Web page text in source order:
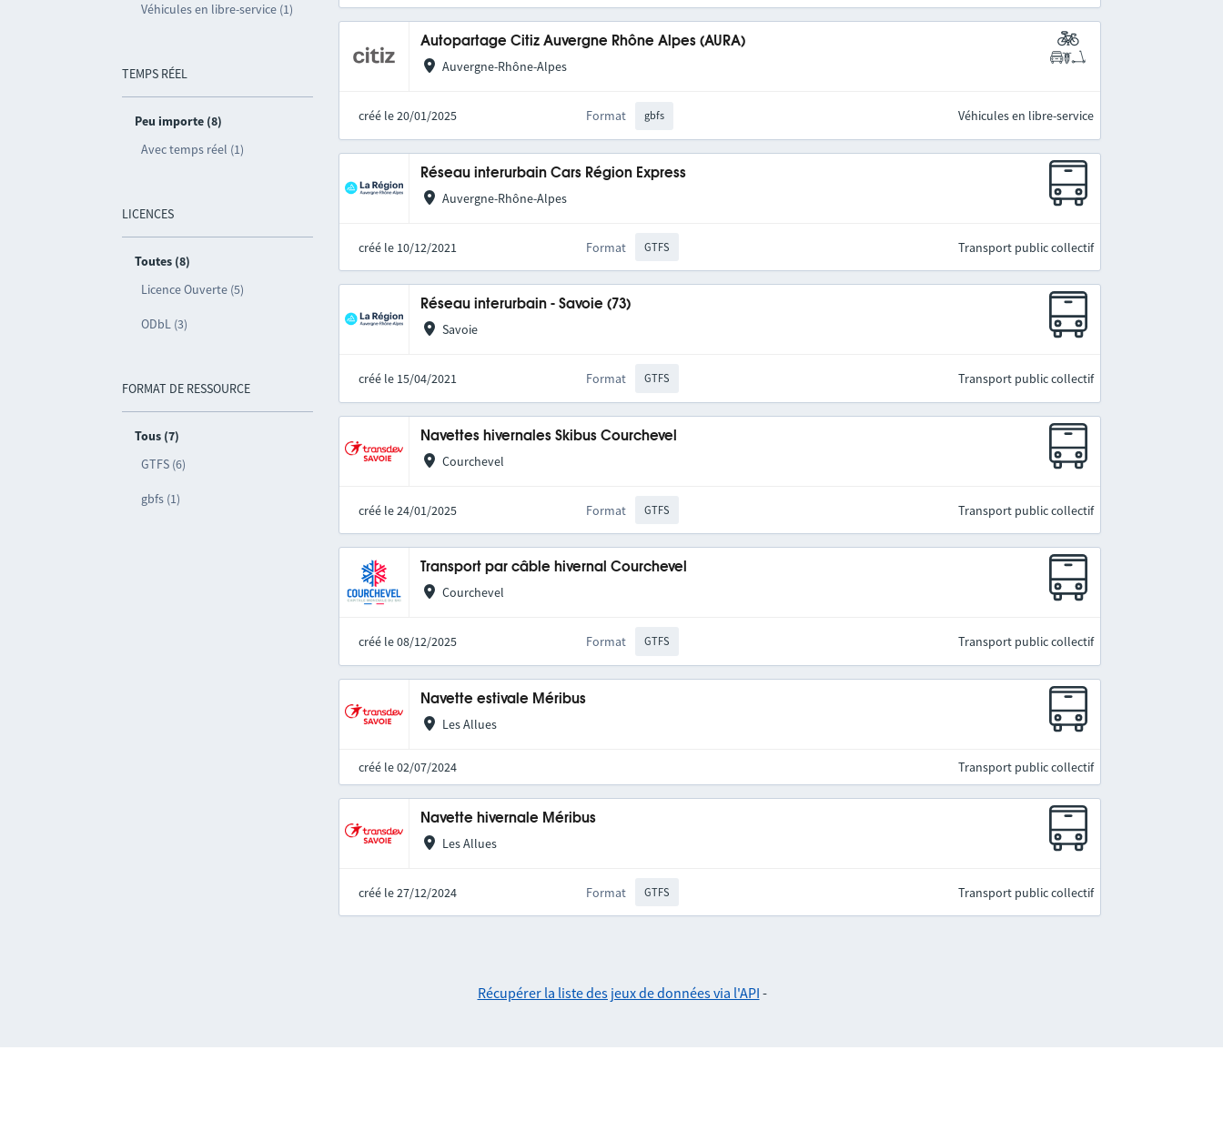
Véhicules en libre-service (1)
TEMPS RÉEL
Peu importe (8)
Avec temps réel (1)
LICENCES
Toutes (8)
Licence Ouverte (5)
ODbL (3)
FORMAT DE RESSOURCE
Tous (7)
GTFS (6)
gbfs (1)
Autopartage Citiz Auvergne Rhône Alpes (AURA)
Auvergne-Rhône-Alpes
créé le 20/01/2025 Format gbfs Véhicules en libre-service
Réseau interurbain Cars Région Express
Auvergne-Rhône-Alpes
créé le 10/12/2021 Format GTFS Transport public collectif
Réseau interurbain - Savoie (73)
Savoie
créé le 15/04/2021 Format GTFS Transport public collectif
Navettes hivernales Skibus Courchevel
Courchevel
créé le 24/01/2025 Format GTFS Transport public collectif
Transport par câble hivernal Courchevel
Courchevel
créé le 08/12/2025 Format GTFS Transport public collectif
Navette estivale Méribus
Les Allues
créé le 02/07/2024 Transport public collectif
Navette hivernale Méribus
Les Allues
créé le 27/12/2024 Format GTFS Transport public collectif
Récupérer la liste des jeux de données via l'API -